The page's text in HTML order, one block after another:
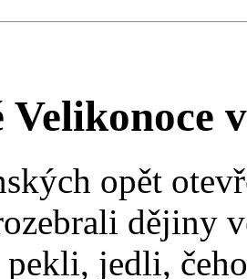
Velikonoce
opět
dějiny
jedli,